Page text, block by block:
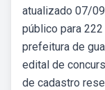
atualizado 07/
público para
prefeitura de
edital de
de cadastro